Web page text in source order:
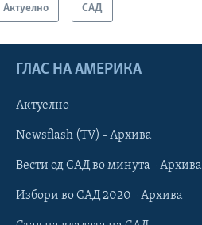
Актуелно САД
ГЛАС НА АМЕРИКА
Актуелно
Newsflash (TV) - Архива
Вести од САД во минута - Архива
Избори во САД 2020 - Архива